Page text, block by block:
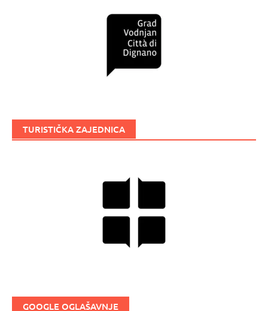
TURISTIČKA ZAJEDNICA
GOOGLE OGLAŠAVNJE